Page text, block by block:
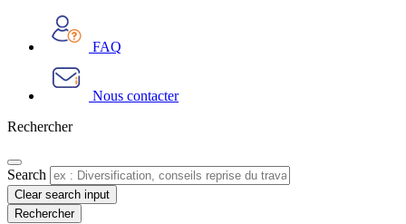
FAQ
Nous contacter
Rechercher
Search
Clear search input